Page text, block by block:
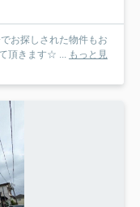
お探しされた物件もお
頂きます☆ ... もっと見